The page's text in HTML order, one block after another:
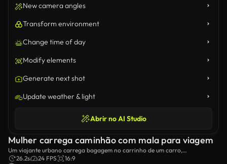
New camera angles
Transform environment
Change time of day
Modify elements
Generate next shot
Update weather & light
Abrir no AI Studio
Mulher carrega caminhão com mala para viagem
Um viajante urbano carrega bagagem no carrinho de um carro,
preparando-se para uma viagem de estrada.A cena captura a emoção de
26.2s 24 FPS
16:9